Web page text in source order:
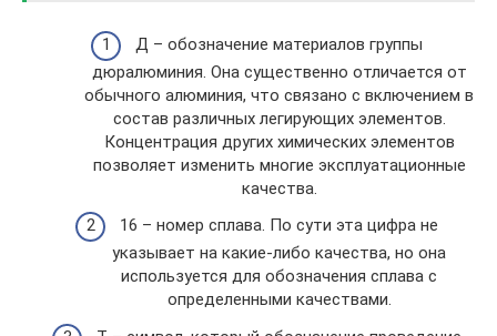
Д – обозначение материалов группы
дюралюминия. Она существенно отличается от
обычного алюминия, что связано с включением в
состав различных легирующих элементов.
Концентрация других химических элементов
позволяет изменить многие эксплуатационные
качества.
16 – номер сплава. По сути эта цифра не
указывает на какие-либо качества, но она
используется для обозначения сплава с
определенными качествами.